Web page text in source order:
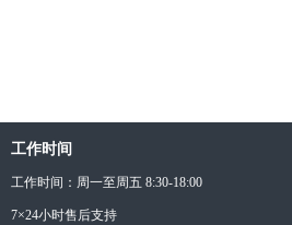
工作时间
工作时间：周一至周五 8:30-18:00
7×24小时售后支持